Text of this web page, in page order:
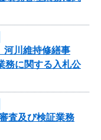
川維持修繕事
に関する入札公
査及び検証業務